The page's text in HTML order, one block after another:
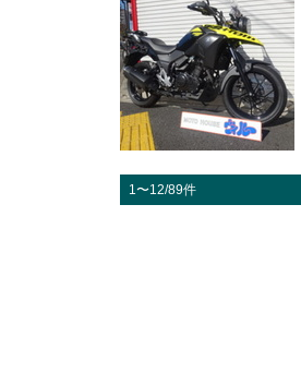
1〜12/89件